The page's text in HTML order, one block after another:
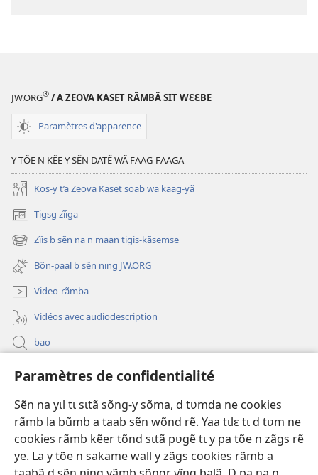
Paramètres de confidentialité
Sẽn na yɩl tɩ sɩtã sõng-y sõma, d tʋmda ne cookies
rãmb la bũmb a taab sẽn wõnd rẽ. Yaa tɩlɛ tɩ d tʋm ne
cookies rãmb kẽer tõnd sɩtã pʋgẽ tɩ y pa tõe n zãgs rẽ
ye. La y tõe n sakame wall y zãgs cookies rãmb a
JW.ORG® / A ZEOVA KASET RÃMBÃ SIT WƐƐBE
Paramètres d'apparence
Y TÕE N KẼE Y SẼN DATẼ WÃ FAAG-FAAGA
Kos-y t’a Zeova Kaset soab wa kaag-yã
Tigsg zĩiga
(ouvre
une
nouvelle
fenêtre)
Zĩis b sẽn na n maan tigis-kãsemse
(ouvre
une
nouvelle
fenêtre)
Bõn-paal b sẽn ning JW.ORG
Video-rãmba
Vidéos avec audiodescription
bao
Kũuni
(ouvre
une
nouvelle
fenêtre)
Watchtower SƐB VAEESG ZĨIGA™
(ouvre
une
nouvelle
fenêtre)
JW Hub ®
(ouvre
une